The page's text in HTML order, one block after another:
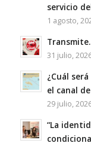
servicio
1 agosto,
31 julio,
¿Cuál
el canal
29 julio,
“La